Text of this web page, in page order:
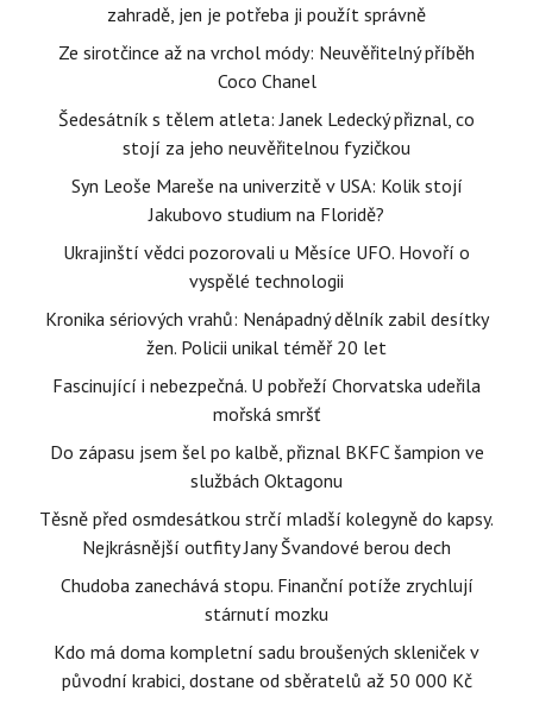
zahradě, jen je potřeba ji použít správně
Ze sirotčince až na vrchol módy: Neuvěřitelný příběh
Coco Chanel
Šedesátník s tělem atleta: Janek Ledecký přiznal, co
stojí za jeho neuvěřitelnou fyzičkou
Syn Leoše Mareše na univerzitě v USA: Kolik stojí
Jakubovo studium na Floridě?
Ukrajinští vědci pozorovali u Měsíce UFO. Hovoří o
vyspělé technologii
Kronika sériových vrahů: Nenápadný dělník zabil desítky
žen. Policii unikal téměř 20 let
Fascinující i nebezpečná. U pobřeží Chorvatska udeřila
mořská smršť
Do zápasu jsem šel po kalbě, přiznal BKFC šampion ve
službách Oktagonu
Těsně před osmdesátkou strčí mladší kolegyně do kapsy.
Nejkrásnější outfity Jany Švandové berou dech
Chudoba zanechává stopu. Finanční potíže zrychlují
stárnutí mozku
Kdo má doma kompletní sadu broušených skleniček v
původní krabici, dostane od sběratelů až 50 000 Kč